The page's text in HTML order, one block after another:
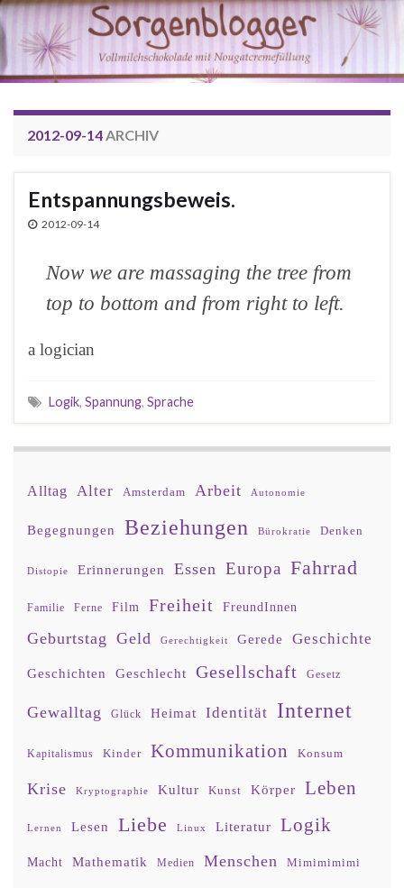
2012-09-14ARCHIV
Entspannungsbeweis.
2012-09-14
Now we are massaging the tree from
top to bottom and from right to left.
a logician
Logik, Spannung, Sprache
Alltag Alter Amsterdam Arbeit Autonomie
Begegnungen Beziehungen Bürokratie Denken
Distopie Erinnerungen Essen Europa Fahrrad
Familie Ferne Film Freiheit FreundInnen
Geburtstag Geld Gerechtigkeit Gerede Geschichte
Geschichten Geschlecht Gesellschaft Gesetz
Gewalltag Glück Heimat Identität Internet
Kapitalismus Kinder Kommunikation Konsum
Krise Kryptographie Kultur Kunst Körper Leben
Lernen Lesen Liebe Linux Literatur Logik
Macht Mathematik Medien Menschen Mimimimimi